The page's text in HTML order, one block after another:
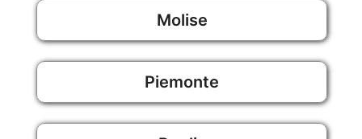
Molise
Piemonte